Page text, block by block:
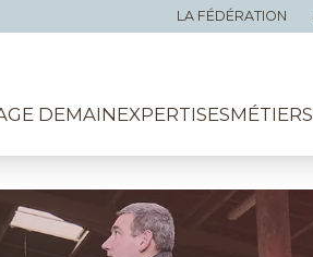
LA FÉDÉRATION
DEMAINEXPERTISESMÉTIERS